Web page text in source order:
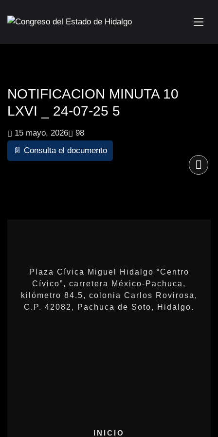
NOTIFICACION MINUTA 10
LXVI _ 24-07-25 5
15 mayo, 2026
98
📄 Consulta el documento
Plaza Cívica Miguel Hidalgo “Centro
Cívico”, carretera México-Pachuca,
kilómetro 84.5, colonia Carlos Rovirosa,
C.P. 42082, Pachuca de Soto, Hidalgo.
INICIO